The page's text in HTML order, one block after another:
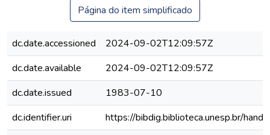
Página do item simplificado
dc.date.accessioned
2024-09-02T12:09:57Z
dc.date.available
2024-09-02T12:09:57Z
dc.date.issued
1983-07-10
dc.identifier.uri
https://bibdig.biblioteca.unesp.br/